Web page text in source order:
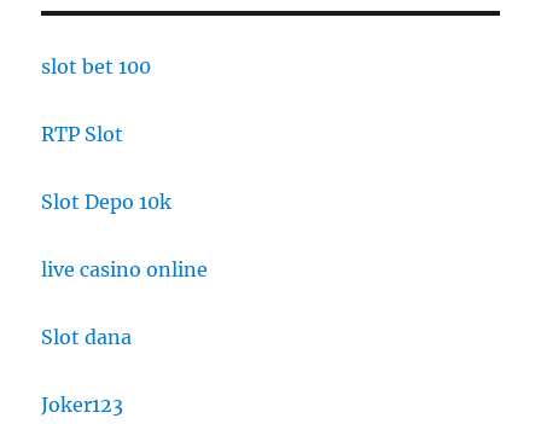
slot bet 100
RTP Slot
Slot Depo 10k
live casino online
Slot dana
Joker123